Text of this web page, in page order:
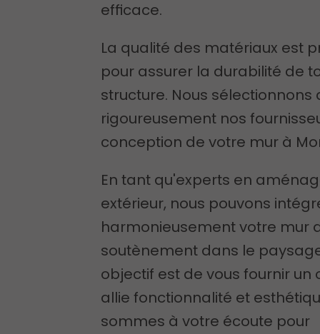
efficace.
La qualité des matériaux est
pour assurer la durabilité de
structure. Nous sélectionnons
rigoureusement nos
conception de votre mur à
En tant qu'experts en
extérieur, nous pouvons
harmonieusement votre mur
soutènement dans le
objectif est de vous fournir un
allie fonctionnalité et
sommes à votre écoute pour